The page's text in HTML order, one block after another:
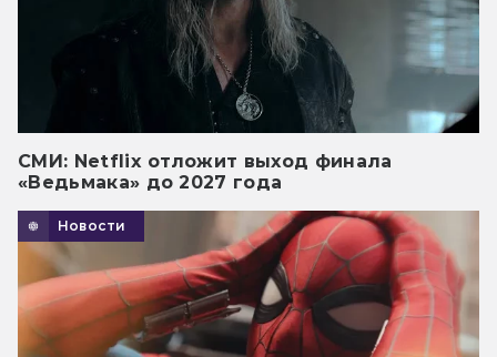
СМИ: Netflix отложит выход финала
«Ведьмака» до 2027 года
Новости